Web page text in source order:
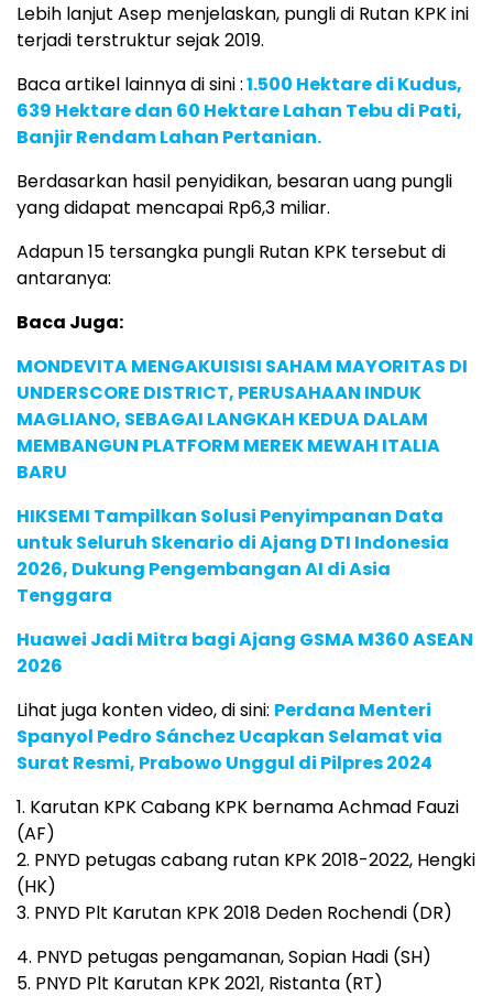
Lebih lanjut Asep menjelaskan, pungli di Rutan KPK ini
terjadi terstruktur sejak 2019.
Baca artikel lainnya di sini :1.500 Hektare di Kudus,
639 Hektare dan 60 Hektare Lahan Tebu di Pati,
Banjir Rendam Lahan Pertanian.
Berdasarkan hasil penyidikan, besaran uang pungli
yang didapat mencapai Rp6,3 miliar.
Adapun 15 tersangka pungli Rutan KPK tersebut di
antaranya:
Baca Juga:
MONDEVITA MENGAKUISISI SAHAM MAYORITAS DI
UNDERSCORE DISTRICT, PERUSAHAAN INDUK
MAGLIANO, SEBAGAI LANGKAH KEDUA DALAM
MEMBANGUN PLATFORM MEREK MEWAH ITALIA
BARU
HIKSEMI Tampilkan Solusi Penyimpanan Data
untuk Seluruh Skenario di Ajang DTI Indonesia
2026, Dukung Pengembangan AI di Asia
Tenggara
Huawei Jadi Mitra bagi Ajang GSMA M360 ASEAN
2026
Lihat juga konten video, di sini: Perdana Menteri
Spanyol Pedro Sánchez Ucapkan Selamat via
Surat Resmi, Prabowo Unggul di Pilpres 2024
1. Karutan KPK Cabang KPK bernama Achmad Fauzi
(AF)
2. PNYD petugas cabang rutan KPK 2018-2022, Hengki
(HK)
3. PNYD Plt Karutan KPK 2018 Deden Rochendi (DR)
4. PNYD petugas pengamanan, Sopian Hadi (SH)
5. PNYD Plt Karutan KPK 2021, Ristanta (RT)